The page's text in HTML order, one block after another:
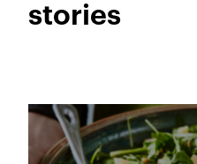
stories